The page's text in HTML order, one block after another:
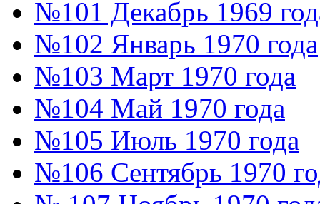
№101 Декабрь 1969
№102 Январь 1970 года
№103 Март 1970 года
№104 Май 1970 года
№105 Июль 1970 года
№106 Сентябрь 1970